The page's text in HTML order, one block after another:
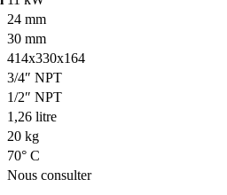
24 mm
30 mm
414x330x164
3/4″ NPT
1/2″ NPT
1,26 litre
20 kg
70° C
Nous consulter